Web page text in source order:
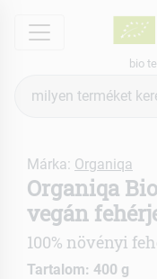
menu
bio
keresés
Márka: Organiqa
Organiqa
vegán
100% növényi
Tartalom: 400 g